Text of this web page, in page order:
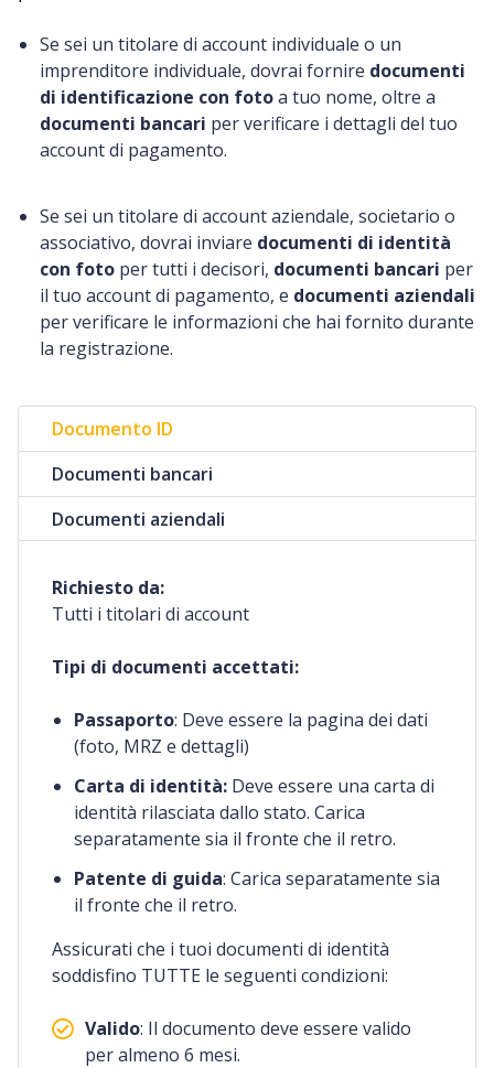
Se sei un titolare di account individuale o un
imprenditore individuale, dovrai fornire documenti
di identificazione con fotoa tuo nome, oltre a
documenti bancari per verificare i dettagli del tuo
account di pagamento.
Se sei un titolare di account aziendale, societario o
associativo, dovrai inviare documenti di identità
con foto per tutti i decisori, documenti bancari per
il tuo account di pagamento, e documenti aziendali
per verificare le informazioni che hai fornito durante
la registrazione.
Documento ID
Documenti bancari
Documenti aziendali
Richiesto da:
Tutti i titolari di account
Tipi di documenti accettati:
Passaporto: Deve essere la pagina dei dati
(foto, MRZ e dettagli)
Carta di identità: Deve essere una carta di
identità rilasciata dallo stato. Carica
separatamente sia il fronte che il retro.
Patente di guida: Carica separatamente sia
il fronte che il retro.
Assicurati che i tuoi documenti di identità
soddisfino TUTTE le seguenti condizioni:
Valido: Il documento deve essere valido
per almeno 6 mesi.